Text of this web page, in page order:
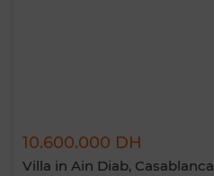
10.600.000 DH
Villa in Ain Diab, Casablanca